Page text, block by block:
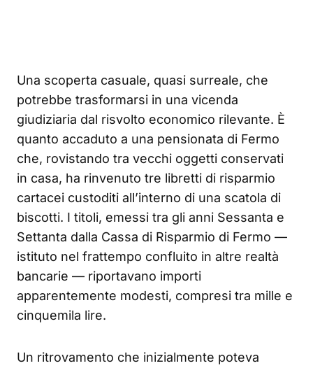
Una scoperta casuale, quasi surreale, che
potrebbe trasformarsi in una vicenda
giudiziaria dal risvolto economico rilevante. È
quanto accaduto a una pensionata di Fermo
che, rovistando tra vecchi oggetti conservati
in casa, ha rinvenuto tre libretti di risparmio
cartacei custoditi all’interno di una scatola di
biscotti. I titoli, emessi tra gli anni Sessanta e
Settanta dalla Cassa di Risparmio di Fermo —
istituto nel frattempo confluito in altre realtà
bancarie — riportavano importi
apparentemente modesti, compresi tra mille e
cinquemila lire.
Un ritrovamento che inizialmente poteva